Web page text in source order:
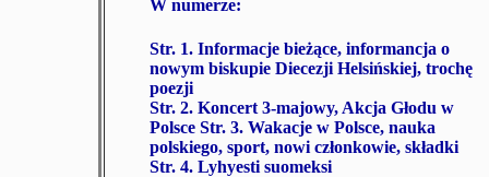
W numerze:
Str. 1. Informacje bieżące, informancja o
nowym biskupie Diecezji Helsińskiej, trochę
poezji
Str. 2. Koncert 3-majowy, Akcja Głodu w
Polsce Str. 3. Wakacje w Polsce, nauka
polskiego, sport, nowi członkowie, składki
Str. 4. Lyhyesti suomeksi